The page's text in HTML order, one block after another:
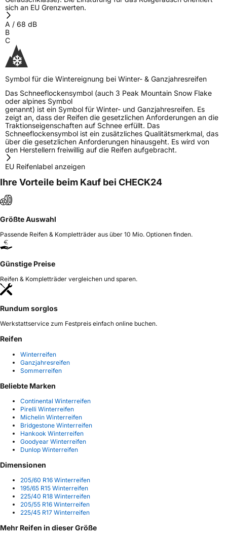
sich an EU Grenzwerten.
A / 68 dB
B
C
Symbol für die Wintereignung bei Winter- & Ganzjahresreifen
Das Schneeflockensymbol (auch 3 Peak Mountain Snow Flake
oder alpines Symbol
genannt) ist ein Symbol für Winter- und Ganzjahresreifen. Es
zeigt an, dass der Reifen die gesetzlichen Anforderungen an die
Traktionseigenschaften auf Schnee erfüllt. Das
Schneeflockensymbol ist ein zusätzliches Qualitätsmerkmal, das
über die gesetzlichen Anforderungen hinausgeht. Es wird von
den Herstellern freiwillig auf die Reifen aufgebracht.
EU Reifenlabel anzeigen
Ihre Vorteile beim Kauf bei CHECK24
Größte Auswahl
Passende Reifen & Kompletträder aus über 10 Mio. Optionen finden.
Günstige Preise
Reifen & Kompletträder vergleichen und sparen.
Rundum sorglos
Werkstattservice zum Festpreis einfach online buchen.
Reifen
Winterreifen
Ganzjahresreifen
Sommerreifen
Beliebte Marken
Continental Winterreifen
Pirelli Winterreifen
Michelin Winterreifen
Bridgestone Winterreifen
Hankook Winterreifen
Goodyear Winterreifen
Dunlop Winterreifen
Dimensionen
205/60 R16 Winterreifen
195/65 R15 Winterreifen
225/40 R18 Winterreifen
205/55 R16 Winterreifen
225/45 R17 Winterreifen
Mehr Reifen in dieser Größe